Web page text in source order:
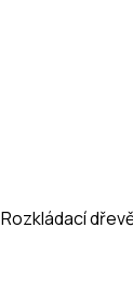
Rozkládací